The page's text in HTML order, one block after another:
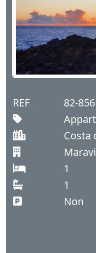
REF
82-856
Costa
1
1
Non